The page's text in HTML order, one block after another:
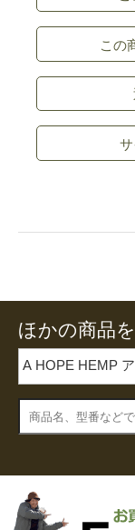
この
ほかの商品